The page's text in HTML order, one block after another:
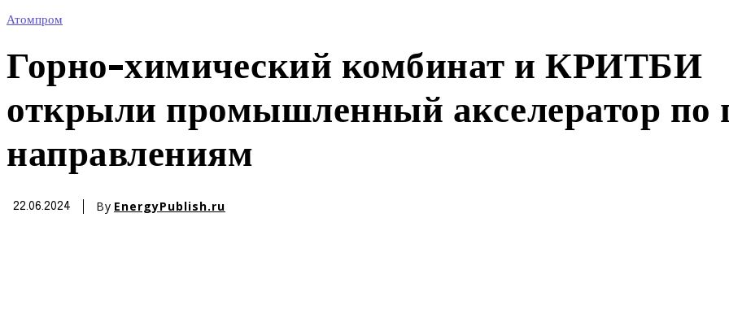
Атомпром
Горно-химический комбинат и КРИТБИ
открыли промышленный акселератор по
направлениям
22.06.2024 By EnergyPublish.ru